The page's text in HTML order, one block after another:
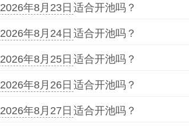
2026年8月23日 适合开池吗？
2026年8月24日 适合开池吗？
2026年8月25日 适合开池吗？
2026年8月26日 适合开池吗？
2026年8月27日 适合开池吗？